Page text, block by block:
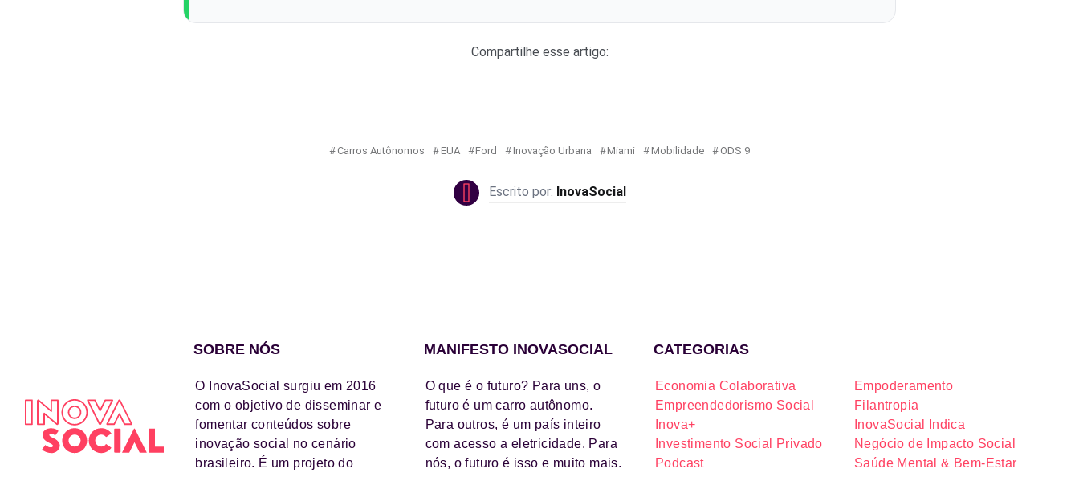
Compartilhe esse artigo:
Carros Autônomos EUA Ford Inovação Urbana Miami Mobilidade ODS 9
InovaSocial
SOBRE NÓS
O InovaSocial surgiu em 2016
com o objetivo de disseminar e
fomentar conteúdos sobre
inovação social no cenário
brasileiro. É um projeto do
MANIFESTO INOVASOCIAL
O que é o futuro? Para uns, o
futuro é um carro autônomo.
Para outros, é um país inteiro
com acesso a eletricidade. Para
nós, o futuro é isso e muito mais.
CATEGORIAS
Economia Colaborativa
Empoderamento
Empreendedorismo Social
Filantropia
Inova+
InovaSocial Indica
Investimento Social Privado
Negócio de Impacto Social
Podcast
Saúde Mental & Bem-Estar